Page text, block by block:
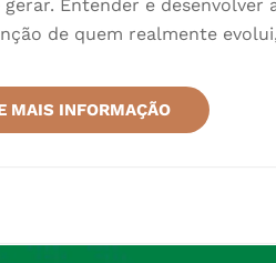
gerar. Entender e
de quem realmente
MAIS INFORMAÇÃO